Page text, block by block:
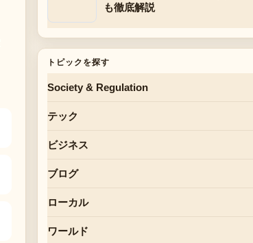
も徹底解説
トピックを探す
Society & Regulation
テック
ビジネス
ブログ
ローカル
ワールド